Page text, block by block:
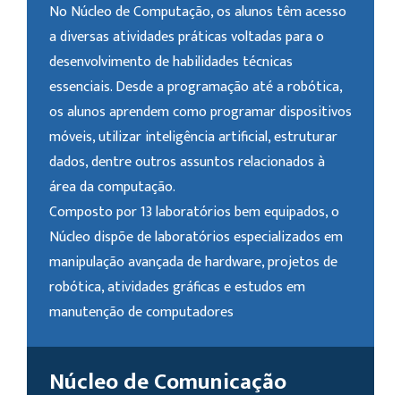
No Núcleo de Computação, os alunos têm acesso
a diversas atividades práticas voltadas para o
desenvolvimento de habilidades técnicas
essenciais. Desde a programação até a robótica,
os alunos aprendem como programar dispositivos
móveis, utilizar inteligência artificial, estruturar
dados, dentre outros assuntos relacionados à
área da computação.
Composto por 13 laboratórios bem equipados, o
Núcleo dispõe de laboratórios especializados em
manipulação avançada de hardware, projetos de
robótica, atividades gráficas e estudos em
manutenção de computadores
Núcleo de Comunicação